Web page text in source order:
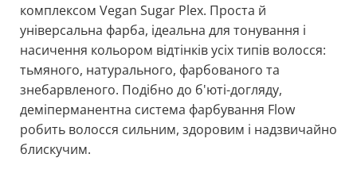
комплексом Vegan Sugar Plex. Проста й
універсальна фарба, ідеальна для тонування і
насичення кольором відтінків усіх типів волосся:
тьмяного, натурального, фарбованого та
знебарвленого. Подібно до б'юті-догляду,
деміперманентна система фарбування Flow
робить волосся сильним, здоровим і надзвичайно
блискучим.